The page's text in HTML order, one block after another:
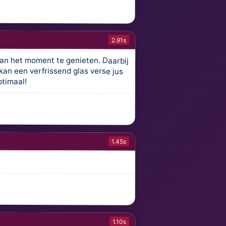
2.91s
het moment te genieten. Daarbij
een verfrissend glas verse jus
1.45s
1.10s